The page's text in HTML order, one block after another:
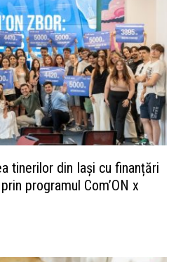
tinerilor din Iași cu finanțări
programul Com’ON x